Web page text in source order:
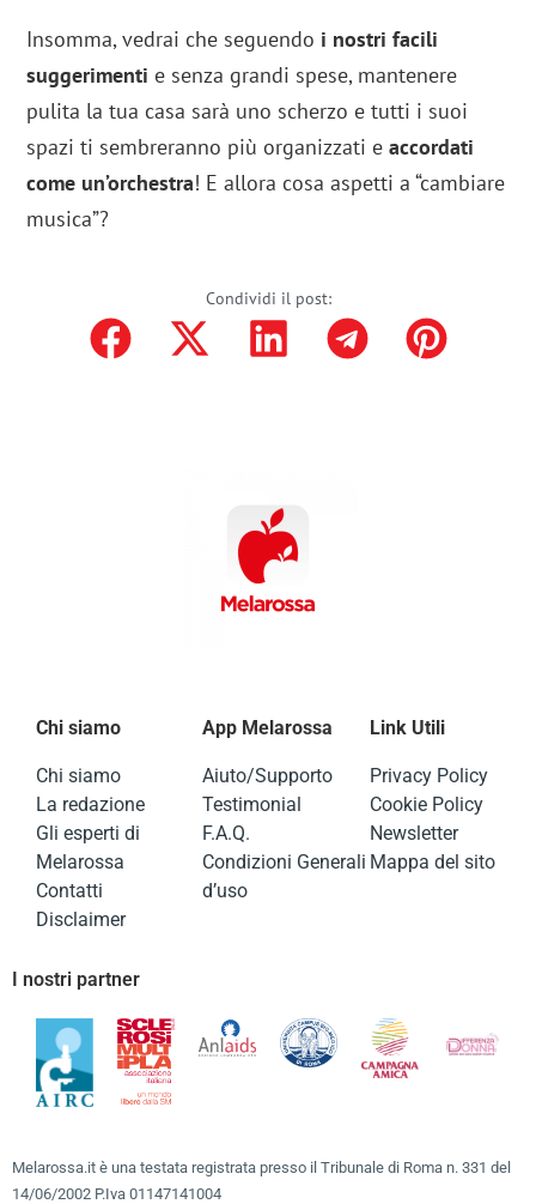
Insomma, vedrai che seguendo i nostri facili
suggerimenti e senza grandi spese, mantenere
pulita la tua casa sarà uno scherzo e tutti i suoi
spazi ti sembreranno più organizzati eaccordati
come un’orchestra! E allora cosa aspetti a “cambiare
musica”?
Condividi il post:
Chi siamo
Chi siamo
La redazione
Gli esperti di
Melarossa
Contatti
Disclaimer
App Melarossa
Aiuto/Supporto
Testimonial
F.A.Q.
Condizioni Generali
d’uso
Link Utili
Privacy Policy
Cookie Policy
Newsletter
Mappa del sito
I nostri partner
Melarossa.it è una testata registrata presso il Tribunale di Roma n. 331 del
14/06/2002 P.Iva 01147141004